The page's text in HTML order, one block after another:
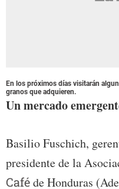
En los próximos días visitarán
granos que adquieren.
Un mercado
Basilio Fuschich,
presidente de la
Caféde Honduras